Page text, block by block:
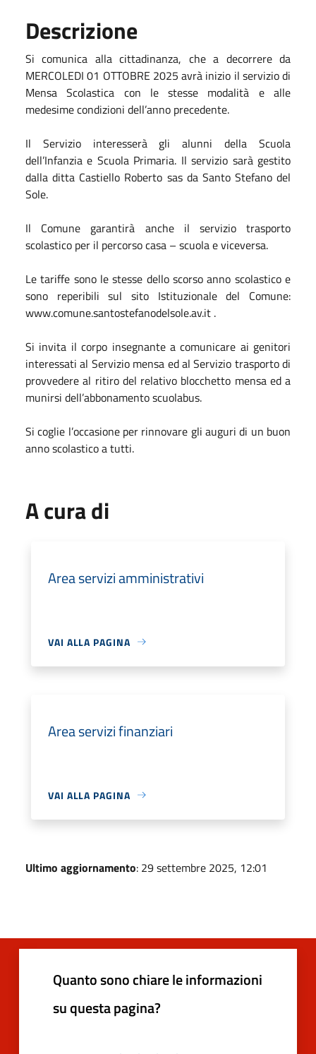
Descrizione
Si comunica alla cittadinanza, che a decorrere da
MERCOLEDI 01 OTTOBRE 2025 avrà inizio il servizio di
Mensa Scolastica con le stesse modalità e alle
medesime condizioni dell’anno precedente.
Il Servizio interesserà gli alunni della Scuola
dell’Infanzia e Scuola Primaria. Il servizio sarà gestito
dalla ditta Castiello Roberto sas da Santo Stefano del
Sole.
Il Comune garantirà anche il servizio trasporto
scolastico per il percorso casa – scuola e viceversa.
Le tariffe sono le stesse dello scorso anno scolastico e
sono reperibili sul sito Istituzionale del Comune:
www.comune.santostefanodelsole.av.it .
Si invita il corpo insegnante a comunicare ai genitori
interessati al Servizio mensa ed al Servizio trasporto di
provvedere al ritiro del relativo blocchetto mensa ed a
munirsi dell’abbonamento scuolabus.
Si coglie l’occasione per rinnovare gli auguri di un buon
anno scolastico a tutti.
A cura di
Area servizi amministrativi
VAI ALLA PAGINA
Area servizi finanziari
VAI ALLA PAGINA
Ultimo aggiornamento: 29 settembre 2025, 12:01
Quanto sono chiare le informazioni
su questa pagina?